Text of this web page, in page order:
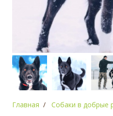
Главная Собаки в добрые